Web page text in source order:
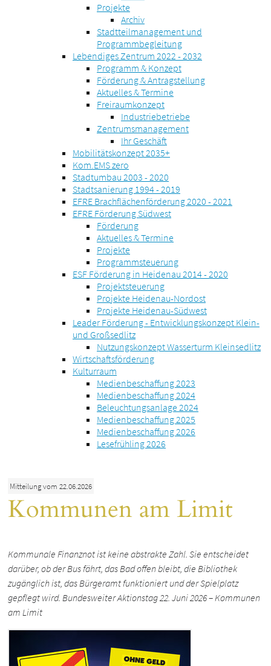
Projekte
Archiv
Stadtteilmanagement und
Programmbegleitung
Lebendiges Zentrum 2022 - 2032
Programm & Konzept
Förderung & Antragstellung
Aktuelles & Termine
Freiraumkonzept
Industriebetriebe
Zentrumsmanagement
Ihr Geschäft
Mobilitätskonzept 2035+
Kom.EMS zero
Stadtumbau 2003 - 2020
Stadtsanierung 1994 - 2019
EFRE Brachflächenförderung 2020 - 2021
EFRE Förderung Südwest
Förderung
Aktuelles & Termine
Projekte
Programmsteuerung
ESF Förderung in Heidenau 2014 - 2020
Projektsteuerung
Projekte Heidenau-Nordost
Projekte Heidenau-Südwest
Leader Förderung - Entwicklungskonzept Klein-
und Großsedlitz
Nutzungskonzept Wasserturm Kleinsedlitz
Wirtschaftsförderung
Kulturraum
Medienbeschaffung 2023
Medienbeschaffung 2024
Beleuchtungsanlage 2024
Medienbeschaffung 2025
Medienbeschaffung 2026
Lesefrühling 2026
Mitteilung vom 22.06.2026
Kommunen am Limit
Kommunale Finanznot ist keine abstrakte Zahl. Sie entscheidet
darüber, ob der Bus fährt, das Bad offen bleibt, die Bibliothek
zugänglich ist, das Bürgeramt funktioniert und der Spielplatz
gepflegt wird. Bundesweiter Aktionstag 22. Juni 2026 – Kommunen
am Limit